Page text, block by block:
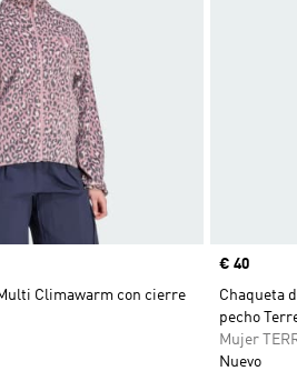
Climawarm con cierre
Precio
€ 40
Chaqueta
pecho
Mujer
Nuevo